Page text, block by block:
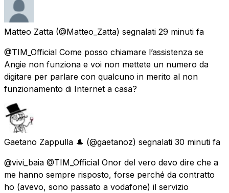
Matteo Zatta (@Matteo_Zatta) segnalati 29 minuti fa
@TIM_Official Come posso chiamare l’assistenza se
Angie non funziona e voi non mettete un numero da
digitare per parlare con qualcuno in merito al non
funzionamento di Internet a casa?
Gaetano Zappulla 🎩 (@gaetanoz) segnalati 30 minuti fa
@vivi_baia @TIM_Official Onor del vero devo dire che a
me hanno sempre risposto, forse perché da contratto
ho (avevo, sono passato a vodafone) il servizio